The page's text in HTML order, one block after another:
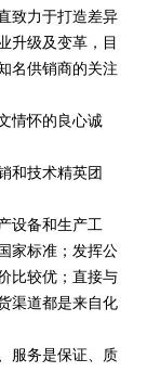
致力于打造差异
升级及变革，目
名供销商的关注
情怀的良心诚
和技术精英团
设备和生产工
家标准；发挥公
比较优；直接与
渠道都是来自化
服务是保证、质